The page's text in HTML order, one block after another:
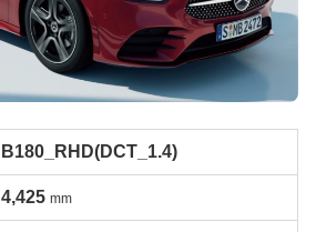
B180_RHD(DCT_1.4)
4,425 mm